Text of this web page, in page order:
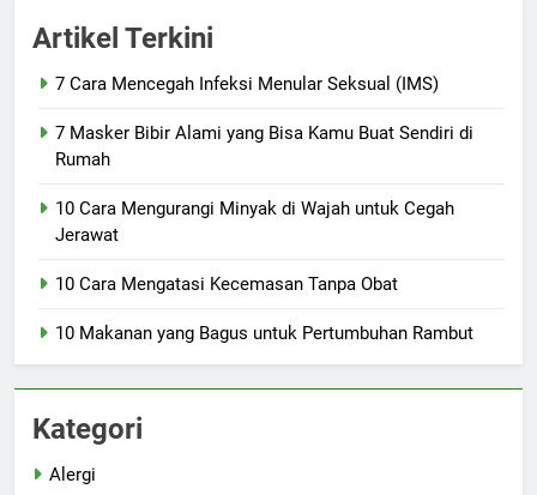
Artikel Terkini
7 Cara Mencegah Infeksi Menular Seksual (IMS)
7 Masker Bibir Alami yang Bisa Kamu Buat Sendiri di
Rumah
10 Cara Mengurangi Minyak di Wajah untuk Cegah
Jerawat
10 Cara Mengatasi Kecemasan Tanpa Obat
10 Makanan yang Bagus untuk Pertumbuhan Rambut
Kategori
Alergi